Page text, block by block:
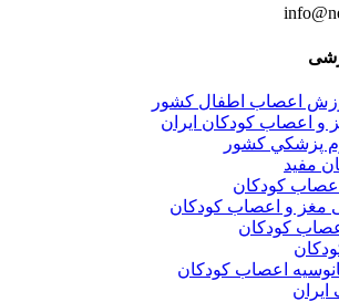
اعصاب اطفال کشور
و اعصاب کودکان ایران
پزشكي كشور
مفید
کودکان
مغز و اعصاب کودکان
کودکان
اعصاب کودکان
ایران